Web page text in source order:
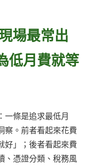
場最常出
低月費就等
一條是追求最低月
察。前者看起來花費
好」；後者看起來費
、憑證分類、稅務風